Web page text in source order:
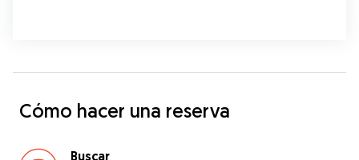
Cómo hacer una reserva
Buscar